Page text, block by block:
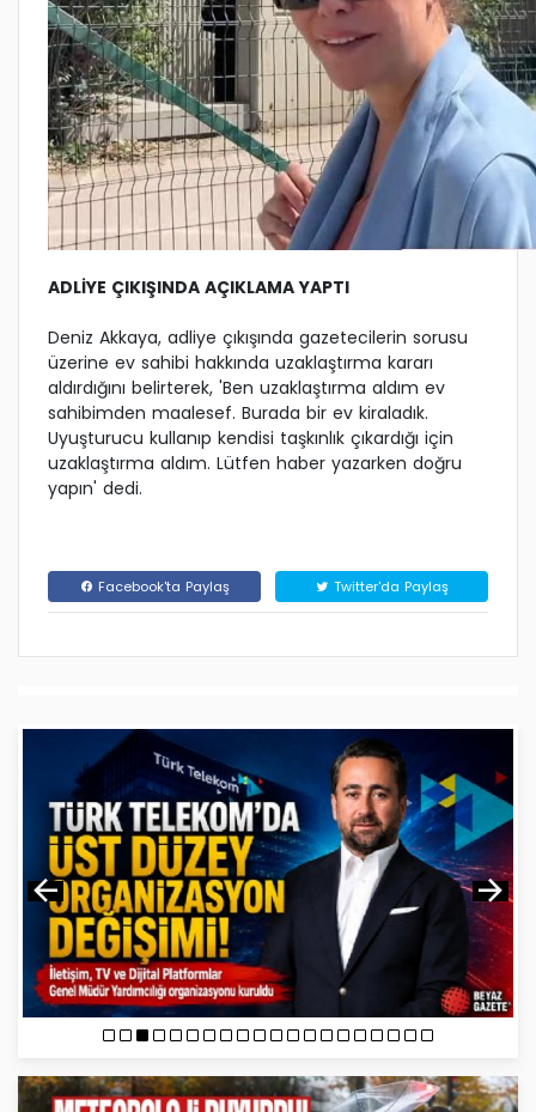
ADLİYE ÇIKIŞINDA AÇIKLAMA YAPTI
Deniz Akkaya, adliye çıkışında gazetecilerin sorusu
üzerine ev sahibi hakkında uzaklaştırma kararı
aldırdığını belirterek, 'Ben uzaklaştırma aldım ev
sahibimden maalesef. Burada bir ev kiraladık.
Uyuşturucu kullanıp kendisi taşkınlık çıkardığı için
uzaklaştırma aldım. Lütfen haber yazarken doğru
yapın' dedi.
Facebook'ta Paylaş Twitter'da Paylaş